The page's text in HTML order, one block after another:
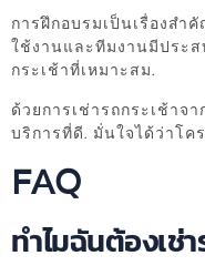
การฝึกอบรมเป็นเรื่องสำ
ใช้งานและทีมงานมีประ
กระเช้าที่เหมาะสม.
ด้วยการเช่ารถกระเช้าจ
บริการที่ดี. มั่นใจได้ว่าโค
FAQ
ทำไมฉันต้องเช่า